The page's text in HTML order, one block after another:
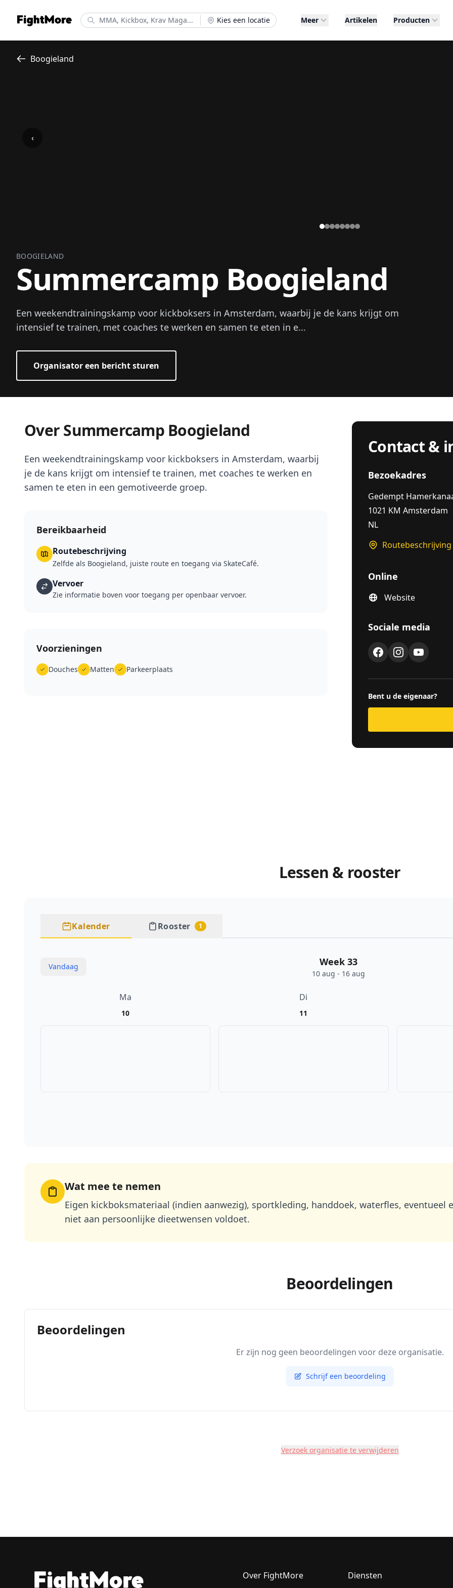
FightMore Kies een locatie Meer Artikelen Producten
Boogieland
‹
BOOGIELAND
Summercamp Boogieland
Een weekendtrainingskamp voor kickboksers in Amsterdam, waarbij je de kans krijgt om
intensief te trainen, met coaches te werken en samen te eten in e...
Organisator een bericht sturen
Over Summercamp Boogieland
Een weekendtrainingskamp voor kickboksers in Amsterdam, waarbij
je de kans krijgt om intensief te trainen, met coaches te werken en
samen te eten in een gemotiveerde groep.
Bereikbaarheid
Routebeschrijving
Zelfde als Boogieland, juiste route en toegang via SkateCafé.
Vervoer
Zie informatie boven voor toegang per openbaar vervoer.
Voorzieningen
Douches Matten Parkeerplaats
Contact &
Bezoekadres
Gedempt
1021 KM Amsterdam
NL
Routebeschrijving
Online
Website
Sociale media
Bent u de eigenaar?
Lessen & rooster
Kalender Rooster 1
Vandaag Week 33
10 aug - 16 aug
Ma
10
Di
11
Wat mee te nemen
Eigen kickboksmateriaal (indien aanwezig), sportkleding, handdoek, waterfles, eventueel
niet aan persoonlijke dieetwensen voldoet.
Beoordelingen
Beoordelingen
Er zijn nog geen beoordelingen voor deze organisatie.
Schrijf een beoordeling
Verzoek organisatie te verwijderen
Over FightMore Diensten